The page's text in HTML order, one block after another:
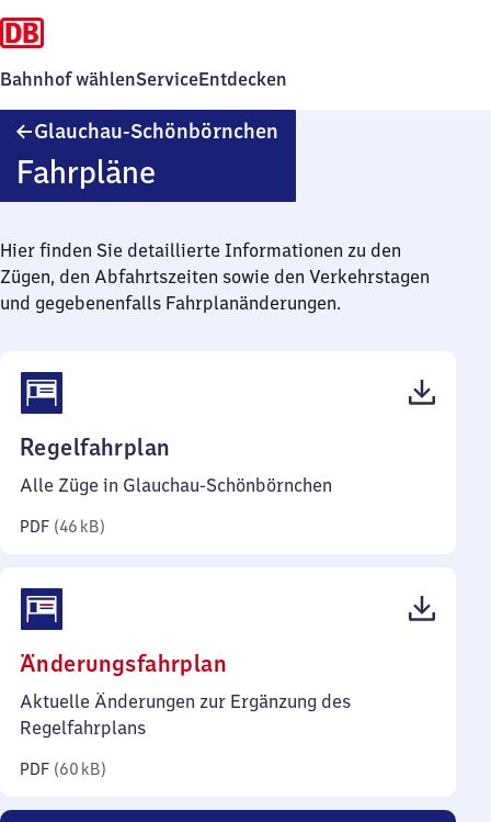
Bahnhof wählenServiceEntdecken
Glauchau-Schönbörnchen
Fahrpläne
Hier finden Sie detaillierte Informationen zu den
Zügen, den Abfahrtszeiten sowie den Verkehrstagen
und gegebenenfalls Fahrplanänderungen.
Regelfahrplan
46
Alle Züge in Glauchau-Schönbörnchen
PDF (46 kB)
Änderungsfahrplan
60
Aktuelle Änderungen zur Ergänzung des
Regelfahrplans
PDF (60 kB)